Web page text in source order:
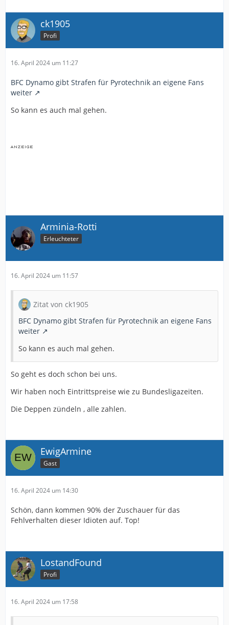
ck1905
Profi
16. April 2024 um 11:27
BFC Dynamo gibt Strafen für Pyrotechnik an eigene Fans
weiter
So kann es auch mal gehen.
Arminia-Rotti
Erleuchteter
16. April 2024 um 11:57
Zitat von ck1905
BFC Dynamo gibt Strafen für Pyrotechnik an eigene Fans
weiter
So kann es auch mal gehen.
So geht es doch schon bei uns.
Wir haben noch Eintrittspreise wie zu Bundesligazeiten.
Die Deppen zündeln , alle zahlen.
EwigArmine
Gast
16. April 2024 um 14:30
Schön, dann kommen 90% der Zuschauer für das
Fehlverhalten dieser Idioten auf. Top!
LostandFound
Profi
16. April 2024 um 17:58